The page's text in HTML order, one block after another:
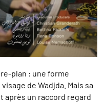
plan : une forme
de Wadjda. Mais sa
après un raccord regard